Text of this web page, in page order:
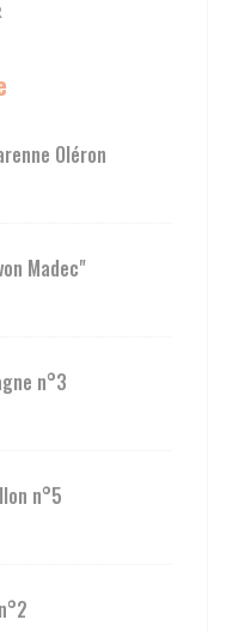
Oléron
Madec"
n°3
n°5